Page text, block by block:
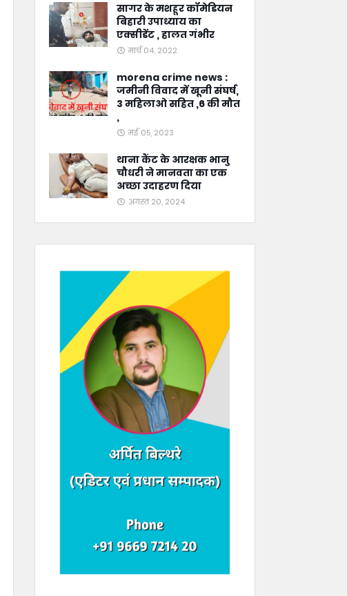
सागर के मशहूर कॉमेडियन
बिहारी उपाध्याय का
एक्सीडेंट , हालत गंभीर
मार्च 04, 2022
morena crime news :
जमीनी विवाद में खूनी संघर्ष,
3 महिलाओ सहित ,6 की मौत
,
मई 05, 2023
थाना कैंट के आरक्षक भानु
चौधरी ने मानवता का एक
अच्छा उदाहरण दिया
अगस्त 20, 2024